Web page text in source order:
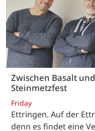
Zwischen Basalt
Steinmetzfest
Friday
Ettringen. Auf der
denn es findet eine